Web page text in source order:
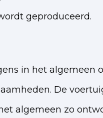
geproduceerd.
in het algemeen
De
algemeen zo